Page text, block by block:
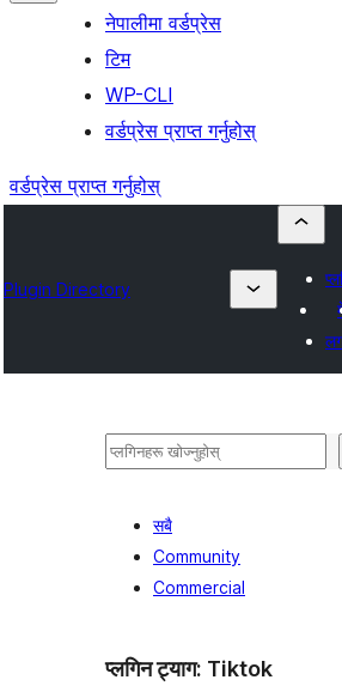
नेपालीमा वर्डप्रेस
टिम
WP-CLI
वर्डप्रेस प्राप्त गर्नुहोस्
वर्डप्रेस प्राप्त गर्नुहोस्
Plugin Directory
खोज्नुहोस्
सबै
Community
Commercial
प्लगिन ट्याग: Tiktok